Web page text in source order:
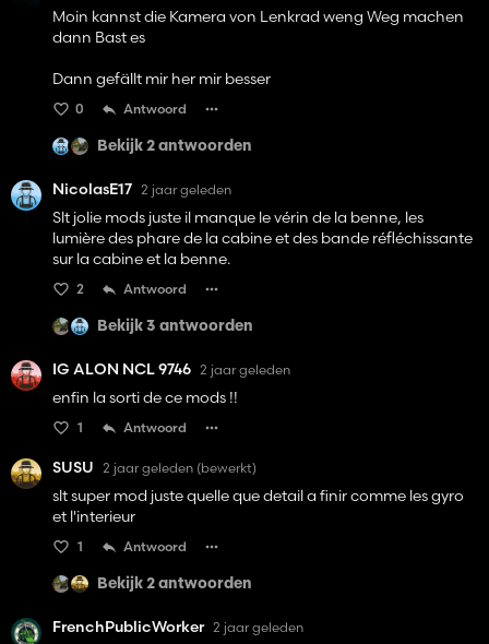
Moin kannst die Kamera von Lenkrad weng Weg machen
dann Bast es
Dann gefällt mir her mir besser
0 Antwoord
Bekijk 2 antwoorden
NicolasE17 2 jaar geleden
Slt jolie mods juste il manque le vérin de la benne, les
lumière des phare de la cabine et des bande réfléchissante
sur la cabine et la benne.
2 Antwoord
Bekijk 3 antwoorden
IG ALON NCL 9746 2 jaar geleden
enfin la sorti de ce mods !!
1 Antwoord
SUSU 2 jaar geleden (bewerkt)
slt super mod juste quelle que detail a finir comme les gyro
et l'interieur
1 Antwoord
Bekijk 2 antwoorden
FrenchPublicWorker 2 jaar geleden